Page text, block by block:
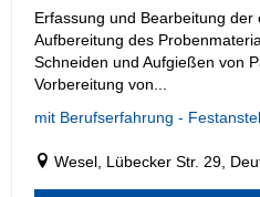
Erfassung und Bearbeitung
Aufbereitung des
Schneiden und Aufgießen von
Vorbereitung von...
mit Berufserfahrung -
Wesel, Lübecker Str. 29,